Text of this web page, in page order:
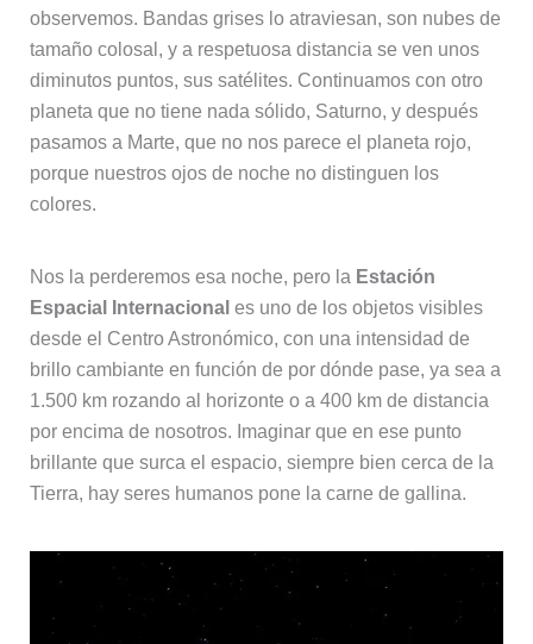
observemos. Bandas grises lo atraviesan, son nubes de
tamaño colosal, y a respetuosa distancia se ven unos
diminutos puntos, sus satélites. Continuamos con otro
planeta que no tiene nada sólido, Saturno, y después
pasamos a Marte, que no nos parece el planeta rojo,
porque nuestros ojos de noche no distinguen los
colores.
Nos la perderemos esa noche, pero la Estación
Espacial Internacional es uno de los objetos visibles
desde el Centro Astronómico, con una intensidad de
brillo cambiante en función de por dónde pase, ya sea a
1.500 km rozando al horizonte o a 400 km de distancia
por encima de nosotros. Imaginar que en ese punto
brillante que surca el espacio, siempre bien cerca de la
Tierra, hay seres humanos pone la carne de gallina.